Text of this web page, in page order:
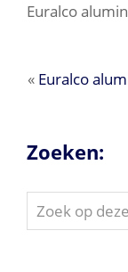
Euralco
« Euralco
Zoeken:
Zoek
op